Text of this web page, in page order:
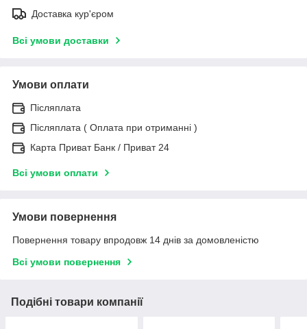
Доставка кур'єром
Всі умови доставки
Умови оплати
Післяплата
Післяплата ( Оплата при отриманні )
Карта Приват Банк / Приват 24
Всі умови оплати
Умови повернення
Повернення товару впродовж 14 днів за домовленістю
Всі умови повернення
Подібні товари компанії